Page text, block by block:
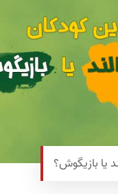
یا بازیگوش؟